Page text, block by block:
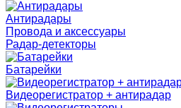
Антирадары
Провода и аксессуары
Радар-детекторы
Батарейки
Видеорегистратор + антирадар